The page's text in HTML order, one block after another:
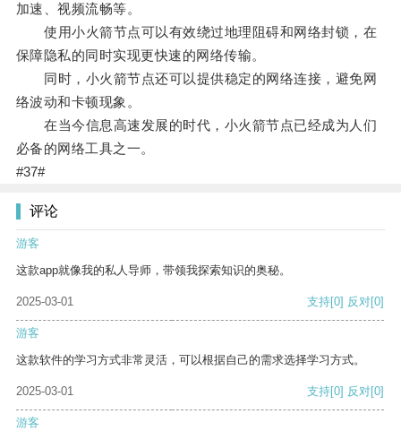
加速、视频流畅等。
使用小火箭节点可以有效绕过地理阻碍和网络封锁，在
保障隐私的同时实现更快速的网络传输。
同时，小火箭节点还可以提供稳定的网络连接，避免网
络波动和卡顿现象。
在当今信息高速发展的时代，小火箭节点已经成为人们
必备的网络工具之一。
#37#
评论
游客
这款app就像我的私人导师，带领我探索知识的奥秘。
2025-03-01 支持[0] 反对[0]
游客
这款软件的学习方式非常灵活，可以根据自己的需求选择学习方式。
2025-03-01 支持[0] 反对[0]
游客